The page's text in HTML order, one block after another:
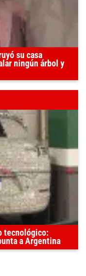
su casa
ningún árbol y
tecnológico:
a Argentina